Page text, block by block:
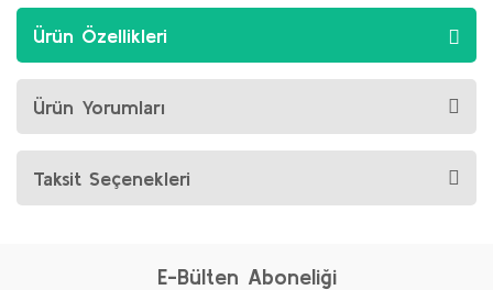
Ürün Özellikleri
Ürün Yorumları
Taksit Seçenekleri
E-Bülten Aboneliği